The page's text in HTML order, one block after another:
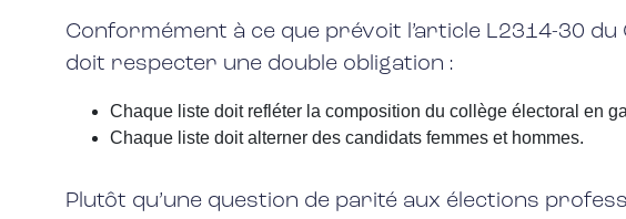
Conformément à ce que prévoit l’article L2314-30
doit respecter une double obligation :
Chaque liste doit refléter la composition du collège électoral en
Chaque liste doit alterner des candidats femmes et hommes.
Plutôt qu’une question de parité aux élections